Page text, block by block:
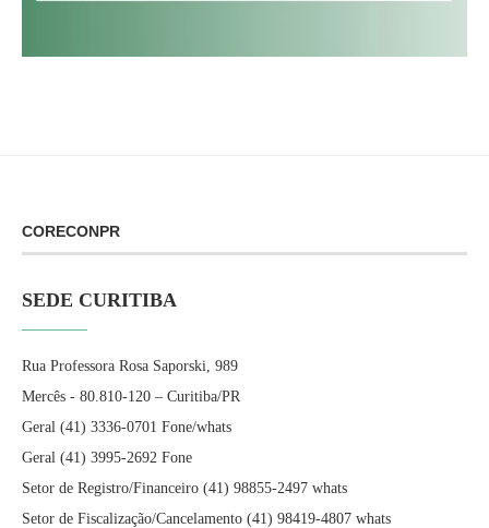
CORECONPR
SEDE CURITIBA
Rua Professora Rosa Saporski, 989
Mercês - 80.810-120 – Curitiba/PR
Geral (41) 3336-0701 Fone/whats
Geral (41) 3995-2692 Fone
Setor de Registro/Financeiro (41) 98855-2497 whats
Setor de Fiscalização/Cancelamento (41) 98419-4807 whats